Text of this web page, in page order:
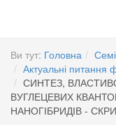
Ви тут: Головна
Актуальні питання
СИНТЕЗ,
ВУГЛЕЦЕВИХ
НАНОГІБРИДІВ -